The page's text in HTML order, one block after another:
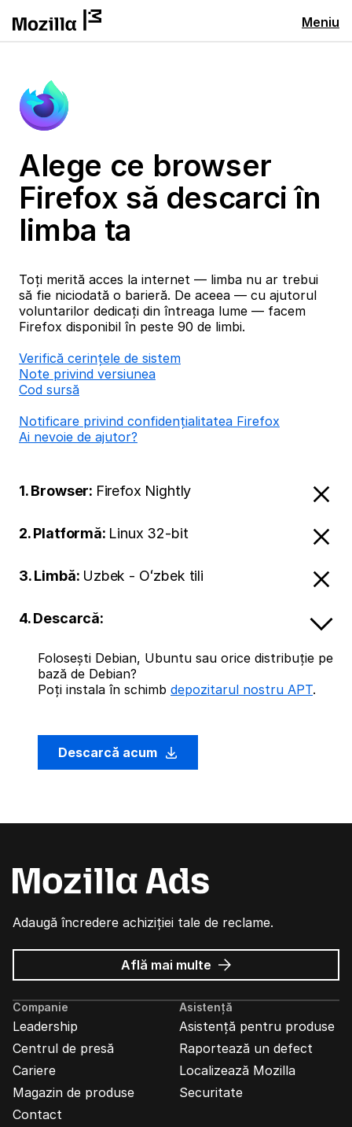
Meniu
Alege ce browser
Firefox să descarci în
limba ta
Toți merită acces la internet — limba nu ar trebui
să fie niciodată o barieră. De aceea — cu ajutorul
voluntarilor dedicați din întreaga lume — facem
Firefox disponibil în peste 90 de limbi.
Verifică cerințele de sistem
Note privind versiunea
Cod sursă
Notificare privind confidențialitatea Firefox
Ai nevoie de ajutor?
1. Browser: Firefox Nightly
2. Platformă: Linux 32-bit
3. Limbă: Uzbek - Oʻzbek tili
4. Descarcă:
Folosești Debian, Ubuntu sau orice distribuție pe
bază de Debian?
Poți instala în schimb depozitarul nostru APT.
Descarcă acum
Adaugă încredere achiziției tale de reclame.
Află mai multe despre
Reclame
Mozilla
Companie
Leadership
Centrul de presă
Cariere
Magazin de produse
Contact
Asistență
Asistență pentru produse
Raportează un defect
Localizează Mozilla
Securitate